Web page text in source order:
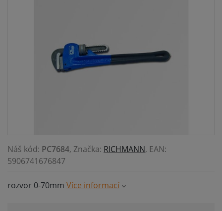
Náš kód: PC7684, Značka: RICHMANN, EAN:
5906741676847
rozvor 0-70mm Více informací